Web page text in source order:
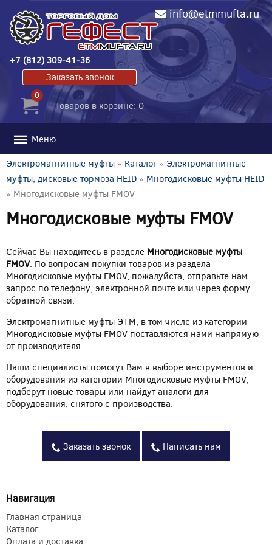
info@etmmufta.ru
+7 (812) 309-41-36
Заказать звонок
0
Товаров в корзине: 0
Меню
Электромагнитные муфты » Каталог» Электромагнитные
муфты, дисковые тормоза HEID » Многодисковые муфты HEID
» Многодисковые муфты FMOV
Многодисковые муфты FMOV
Сейчас Вы находитесь в разделе Многодисковые муфты
FMOV. По вопросам покупки товаров из раздела
Многодисковые муфты FMOV, пожалуйста, отправьте нам
запрос по телефону, электронной почте или через форму
обратной связи.
Электромагнитные муфты ЭТМ, в том числе из категории
Многодисковые муфты FMOV поставляются нами напрямую
от производителя
Наши специалисты помогут Вам в выборе инструментов и
оборудования из категории Многодисковые муфты FMOV,
подберут новые товары или найдут аналоги для
оборудования, снятого с производства.
Заказать звонок Написать нам
Навигация
Главная страница
Каталог
Оплата и доставка